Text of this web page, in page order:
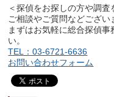
＜探偵をお探しの方や調査
ご相談やご質問などござい
まずはお気軽に総合探偵
い。
TEL：03-6721-6636
お問い合わせフォーム